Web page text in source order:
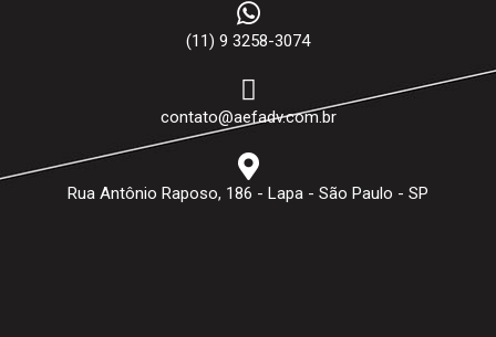
(11) 9 3258-3074
contato@aefadv.com.br
Rua Antônio Raposo, 186 - Lapa - São Paulo - SP